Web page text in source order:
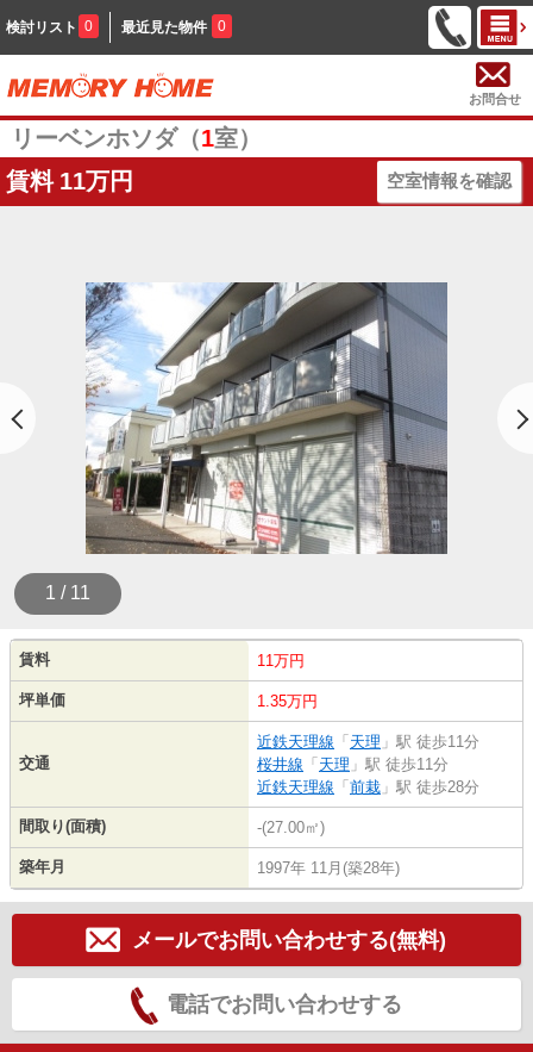
検討リスト 0 最近見た物件 0
お問合せ
リーベンホソダ（1室）
賃料 11万円 空室情報を確認
1 / 11
賃料 11万円
坪単価 1.35万円
交通
近鉄天理線 「 天理 」駅 徒歩11分
桜井線 「 天理 」駅 徒歩11分
近鉄天理線 「 前栽 」駅 徒歩28分
間取り(面積) -(27.00㎡)
築年月 1997年 11月(築28年)
メールでお問い合わせする(無料)
電話でお問い合わせする